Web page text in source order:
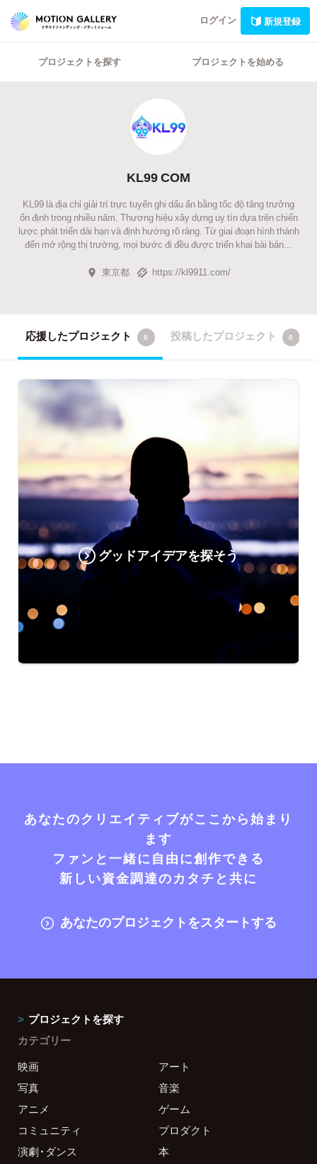
ログイン 新規登録
プロジェクトを探す プロジェクトを始める
KL99 COM
KL99 là địa chỉ giải trí trực tuyến ghi dấu ấn bằng tốc độ tăng trưởng
ổn định trong nhiều năm. Thương hiệu xây dựng uy tín dựa trên chiến
lược phát triển dài hạn và định hướng rõ ràng. Từ giai đoạn hình thành
đến mở rộng thị trường, mọi bước đi đều được triển khai bài bản...
東京都 https://kl9911.com/
応援したプロジェクト 0 投稿したプロジェクト 0
グッドアイデアを探そう
あなたのクリエイティブがここから始まり
ます
ファンと一緒に自由に創作できる
新しい資金調達のカタチと共に
あなたのプロジェクトをスタートする
プロジェクトを探す
カテゴリー
映画
アート
写真
音楽
アニメ
ゲーム
コミュニティ
プロダクト
演劇・ダンス
本